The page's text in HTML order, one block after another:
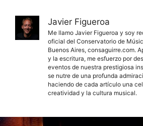
Javier Figueroa
Me llamo Javier Figueroa y soy
oficial del Conservatorio de
Buenos Aires, consaguirre.com.
y la escritura, me esfuerzo por
eventos de nuestra prestigiosa
se nutre de una profunda
haciendo de cada artículo una
creatividad y la cultura musical.